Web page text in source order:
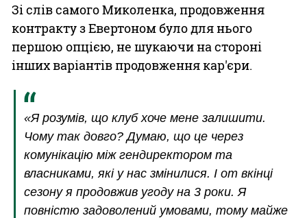
Зі слів самого Миколенка, продовження
контракту з Евертоном було для нього
першою опцією, не шукаючи на стороні
інших варіантів продовження кар'єри.
«Я розумів, що клуб хоче мене залишити.
Чому так довго? Думаю, що це через
комунікацію між гендиректором та
власниками, які у нас змінилися. І от вкінці
сезону я продовжив угоду на 3 роки. Я
повністю задоволений умовами, тому майже